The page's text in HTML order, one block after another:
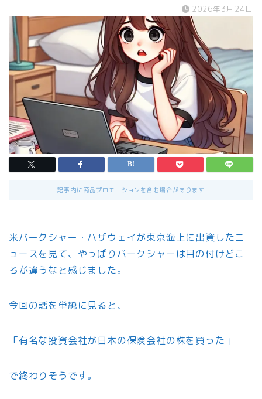
2026年3月24日
記事内に商品プロモーションを含む場合があります
米バークシャー・ハザウェイが東京海上に出資したニ
ュースを見て、やっぱりバークシャーは目の付けどこ
ろが違うなと感じました。
今回の話を単純に見ると、
「有名な投資会社が日本の保険会社の株を買った」
で終わりそうです。